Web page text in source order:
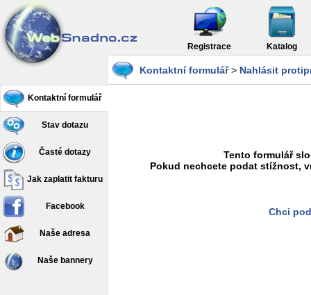
Registrace Katalog
Kontaktní formulář
Stav dotazu
Časté dotazy
Jak zaplatit fakturu
Facebook
Naše adresa
Naše bannery
Kontaktní formulář> Nahlásit
Tento formulář
Pokud nechcete podat stížnost,
Chci